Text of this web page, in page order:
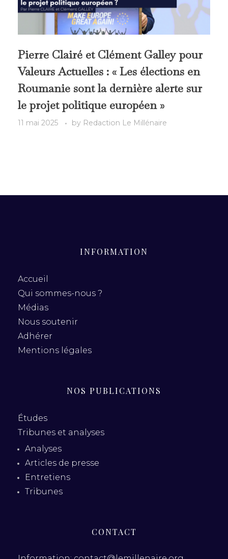
Pierre Clairé et Clément Galley pour
Valeurs Actuelles : « Les élections en
Roumanie sont la dernière alerte sur
le projet politique européen »
11 mai 2025 by Redaction Le Millénaire
INFORMATION
Accueil
Qui sommes-nous ?
Médias
Nous soutenir
Adhérer
Mentions légales
NOS PUBLICATIONS
Études
Tribunes et analyses
Analyses
Articles de presse
Entretiens
Tribunes
CONTACT